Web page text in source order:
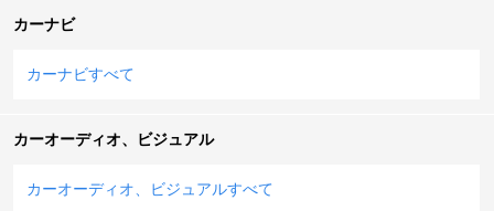
カーナビ
カーナビすべて
カーオーディオ、ビジュアル
カーオーディオ、ビジュアルすべて